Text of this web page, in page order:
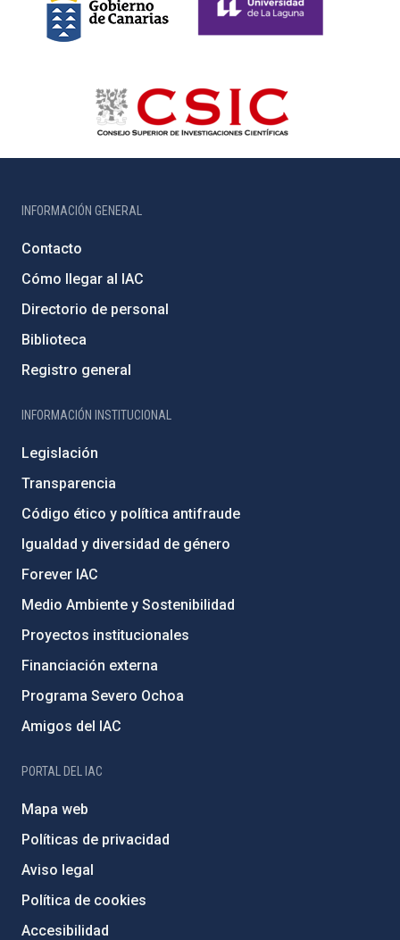
INFORMACIÓN GENERAL
Contacto
Cómo llegar al IAC
Directorio de personal
Biblioteca
Registro general
INFORMACIÓN INSTITUCIONAL
Legislación
Transparencia
Código ético y política antifraude
Igualdad y diversidad de género
Forever IAC
Medio Ambiente y Sostenibilidad
Proyectos institucionales
Financiación externa
Programa Severo Ochoa
Amigos del IAC
PORTAL DEL IAC
Mapa web
Políticas de privacidad
Aviso legal
Política de cookies
Accesibilidad